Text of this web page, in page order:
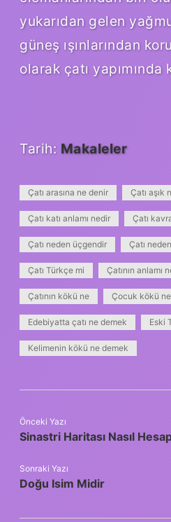
yukarıdan gelen
güneş ışınlarından
olarak çatı yapımında
Tarih: Makaleler
Çatı arasına ne denir Çatı aşık
Çatı katı anlamı nedir Çatı
Çatı neden üçgendir Çatı
Çatı Türkçe mi Çatının anlamı
Çatının kökü ne Çocuk kökü ne
Edebiyatta çatı ne demek Eski
Kelimenin kökü ne demek
Önceki Yazı
Sinastri Haritası Nasıl
Sonraki Yazı
Doğu Isim Midir